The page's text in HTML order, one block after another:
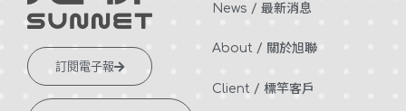
訂閱電子報
News / 最新消息
About / 關於旭聯
Client / 標竿客戶